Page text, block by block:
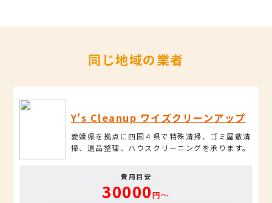
同じ地域の業者
Y's Cleanup ワイズクリーンアップ
愛媛県を拠点に四国４県で特殊清掃、ゴミ屋敷清
掃、遺品整理、ハウスクリーニングを承ります。
費用目安
30000円〜